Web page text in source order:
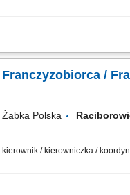
Zakres działania: rozwijanie
Franczyzobiorca /
Żabka Polska
kierownik / kierowniczka /